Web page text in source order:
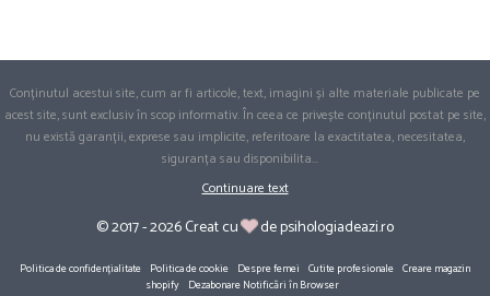
Conținutul acestui site, cum ar fi articole, text, imagini și alte materiale publicate pe
acest site, sunt exclusiv în scop informativ. În ceea ce privește conținutul postat pe site,
nu există garanții, exprese sau implicite, referitoare la exactitatea, necesitatea,
siguranța sau disponibilita...
Continuare text
© 2017 - 2026 Creat cu de psihologiadeazi.ro
Politica de confidențialitate Politica de cookie Despre femei Cutite profesionale Creare magazin
shopify Dezabonare Notificări în Browser